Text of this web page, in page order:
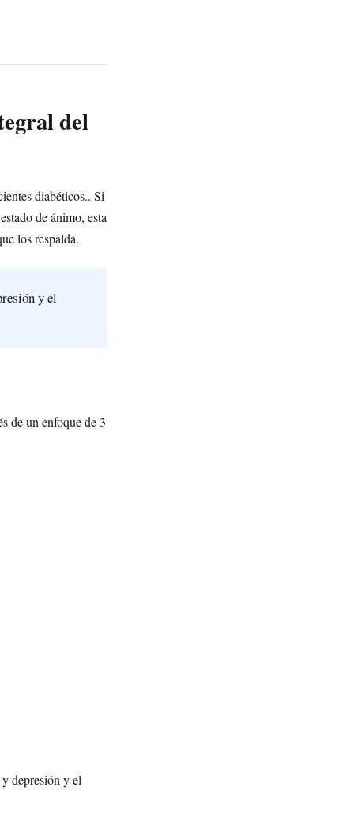
del
diabéticos.. Si
de ánimo, esta
los respalda.
y el
de un enfoque de 3
depresión y el